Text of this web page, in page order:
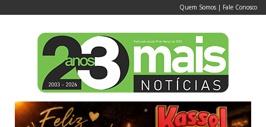
Quem Somos | Fale Conosco